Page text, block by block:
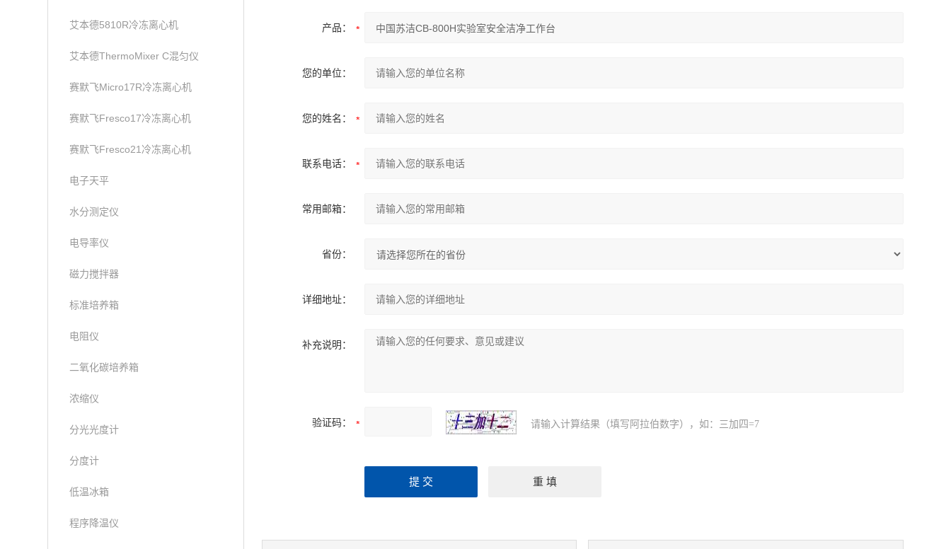
艾本德5810R冷冻离心机
艾本德ThermoMixer C混匀仪
赛默飞Micro17R冷冻离心机
赛默飞Fresco17冷冻离心机
赛默飞Fresco21冷冻离心机
电子天平
水分测定仪
电导率仪
磁力搅拌器
标准培养箱
电阻仪
二氧化碳培养箱
浓缩仪
分光光度计
分度计
低温冰箱
程序降温仪
产品：
您的单位：
您的姓名：
联系电话：
常用邮箱：
省份：
详细地址：
补充说明：
验证码： 请输入计算结果（填写阿拉伯数字），如：三加四=7